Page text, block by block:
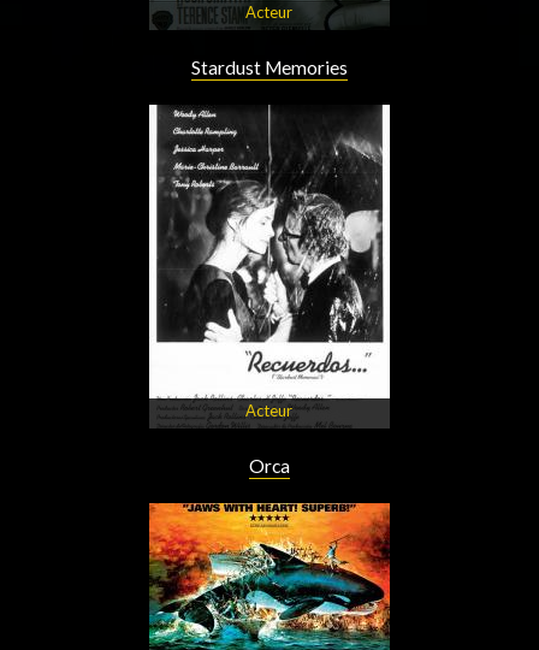
Acteur
Stardust Memories
Acteur
Orca